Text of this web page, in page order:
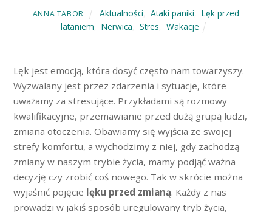
ANNA TABOR Aktualności Ataki paniki
Lęk przed
lataniem
Nerwica Stres Wakacje
Lęk jest emocją, która dosyć często nam towarzyszy.
Wyzwalany jest przez zdarzenia i sytuacje, które
uważamy za stresujące. Przykładami są rozmowy
kwalifikacyjne, przemawianie przed dużą grupą ludzi,
zmiana otoczenia. Obawiamy się wyjścia ze swojej
strefy komfortu, a wychodzimy z niej, gdy zachodzą
zmiany w naszym trybie życia, mamy podjąć ważna
decyzję czy zrobić coś nowego. Tak w skrócie można
wyjaśnić pojęcie lęku przed zmianą. Każdy z nas
prowadzi w jakiś sposób uregulowany tryb życia,